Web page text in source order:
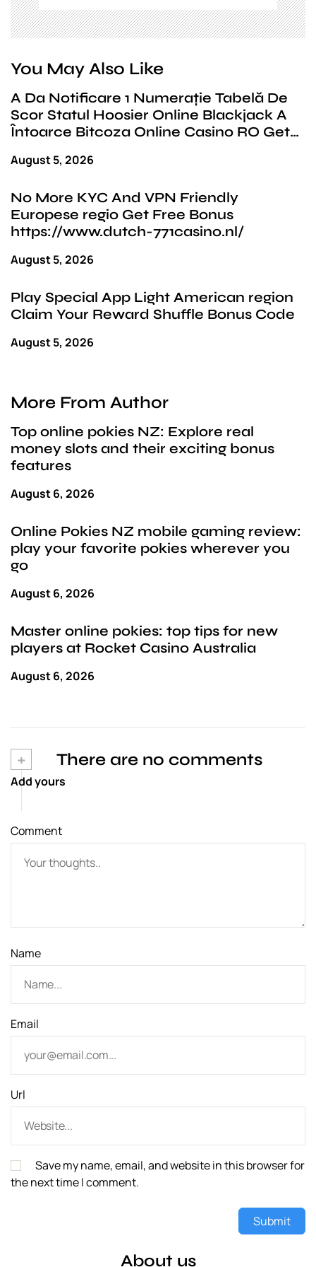
You May Also Like
A Da Notificare 1 Numerație Tabelă De
Scor Statul Hoosier Online Blackjack A
Întoarce Bitcoza Online Casino RO Get
August 5, 2026
No More KYC And VPN Friendly
Europese regio Get Free Bonus
https://www.dutch-771casino.nl/
August 5, 2026
Play Special App Light American region
Claim Your Reward Shuffle Bonus Code
August 5, 2026
More From Author
Top online pokies NZ: Explore real
money slots and their exciting bonus
features
August 6, 2026
Online Pokies NZ mobile gaming review:
play your favorite pokies wherever you
go
August 6, 2026
Master online pokies: top tips for new
players at Rocket Casino Australia
August 6, 2026
+ There are no comments
Add yours
Comment
Name
Email
Url
Save my name, email, and website in this browser for
the next time I comment.
About us